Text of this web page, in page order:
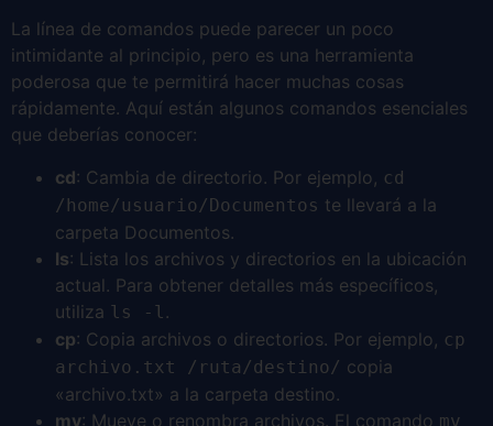
La línea de comandos puede parecer un poco
intimidante al principio, pero es una herramienta
poderosa que te permitirá hacer muchas cosas
rápidamente. Aquí están algunos comandos esenciales
que deberías conocer:
cd: Cambia de directorio. Por ejemplo,
cd
/home/usuario/Documentos te llevará a la
carpeta Documentos.
ls: Lista los archivos y directorios en la ubicación
actual. Para obtener detalles más específicos,
utiliza ls -l .
cp: Copia archivos o directorios. Por ejemplo,
cp
archivo.txt /ruta/destino/ copia
«archivo.txt» a la carpeta destino.
mv: Mueve o renombra archivos. El comando mv